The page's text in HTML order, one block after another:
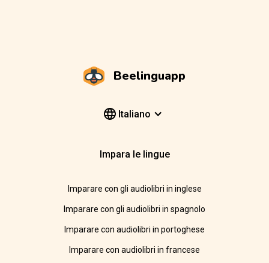
Beelinguapp
Italiano
Impara le lingue
Imparare con gli audiolibri in inglese
Imparare con gli audiolibri in spagnolo
Imparare con audiolibri in portoghese
Imparare con audiolibri in francese